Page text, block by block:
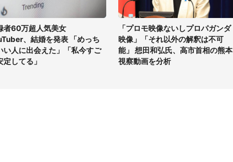
者60万超人気美女
、結婚を発表 「めっち
い人に出会えた」「私今すご
定してる」
「プロモ映像ないしプロパガンダ
映像」「それ以外の解釈は不可
能」 想田和弘氏、高市首相の熊本
視察動画を分析